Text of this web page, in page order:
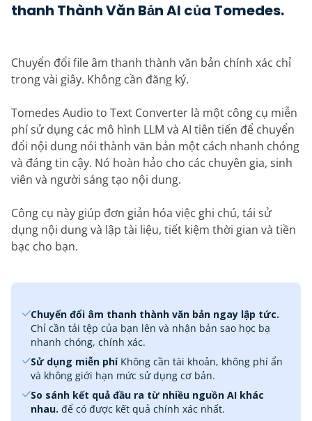
thanh Thành Văn Bản AI của Tomedes.
Chuyển đổi file âm thanh thành văn bản chính xác chỉ
trong vài giây. Không cần đăng ký.
Tomedes Audio to Text Converter là một công cụ miễn
phí sử dụng các mô hình LLM và AI tiên tiến để chuyển
đổi nội dung nói thành văn bản một cách nhanh chóng
và đáng tin cậy. Nó hoàn hảo cho các chuyên gia, sinh
viên và người sáng tạo nội dung.
Công cụ này giúp đơn giản hóa việc ghi chú, tái sử
dụng nội dung và lập tài liệu, tiết kiệm thời gian và tiền
bạc cho bạn.
Chuyển đổi âm thanh thành văn bản ngay lập tức.
Chỉ cần tải tệp của bạn lên và nhận bản sao học bạ
nhanh chóng, chính xác.
Sử dụng miễn phíKhông cần tài khoản, không phí ẩn
và không giới hạn mức sử dụng cơ bản.
So sánh kết quả đầu ra từ nhiều nguồn AI khác
nhau. để có được kết quả chính xác nhất.